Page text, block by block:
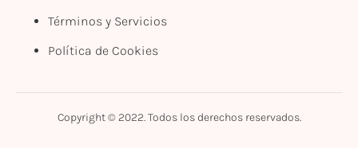
Términos y Servicios
Política de Cookies
Copyright © 2022. Todos los derechos reservados.